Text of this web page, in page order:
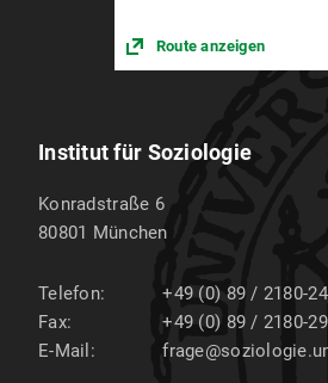
Route anzeigen
Institut für Soziologie
Konradstraße 6
80801 München
Telefon:
+49 (0) 89 / 2180-
Fax:
+49 (0) 89 / 2180-
E-Mail: